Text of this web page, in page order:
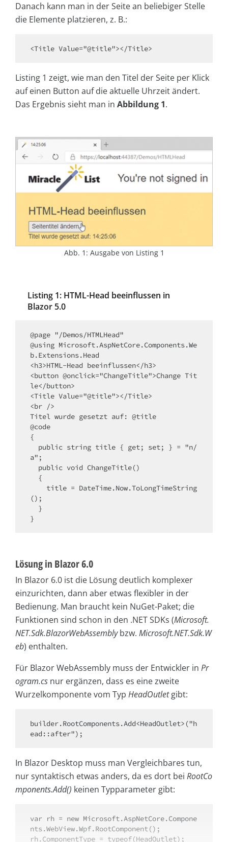
Danach kann man in der Seite an beliebiger Stelle
die Elemente platzieren, z. B.:
<Title Value="@title"></Title>
Listing 1 zeigt, wie man den Titel der Seite per Klick
auf einen Button auf die aktuelle Uhrzeit ändert.
Das Ergebnis sieht man in Abbildung 1.
Abb. 1: Ausgabe von Listing 1
Listing 1: HTML-Head beeinflussen in
Blazor 5.0
@page "/Demos/HTMLHead"
@using Microsoft.AspNetCore.Components.We
b.Extensions.Head
<h3>HTML-Head beeinflussen</h3>
<button @onclick="ChangeTitle">Change Tit
le</button>
<Title Value="@title"></Title>
<br />
Titel wurde gesetzt auf: @title
@code
{
a";
();
}
Lösung in Blazor 6.0
In Blazor 6.0 ist die Lösung deutlich komplexer
einzurichten, dann aber etwas flexibler in der
Bedienung. Man braucht kein NuGet-Paket; die
Funktionen sind schon in den .NET SDKs (Microsoft.
NET.Sdk.BlazorWebAssemblybzw. Microsoft.NET.Sdk.W
eb) enthalten.
Für Blazor WebAssembly muss der Entwickler in Pr
ogram.cs nur ergänzen, dass es eine zweite
Wurzelkomponente vom Typ HeadOutletgibt:
builder.RootComponents.Add<HeadOutlet>("h
ead::after");
In Blazor Desktop muss man Vergleichbares tun,
nur syntaktisch etwas anders, da es dort bei RootCo
mponents.Add() keinen Typparameter gibt:
var rh = new Microsoft.AspNetCore.Compone
nts.WebView.Wpf.RootComponent();
rh.ComponentType = typeof(HeadOutlet);